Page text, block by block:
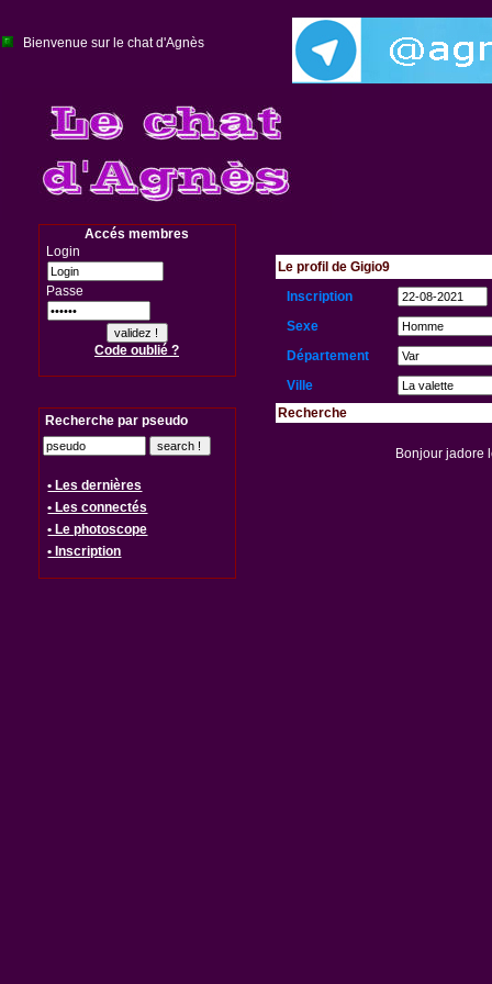
Bienvenue sur le chat d'Agnès
Accés membres
Login
Passe
Code oublié ?
Recherche par pseudo
• Les dernières
• Les connectés
• Le photoscope
• Inscription
Le profil de Gigio9
Inscription
Sexe
Département
Ville
Recherche
Bonjour jadore